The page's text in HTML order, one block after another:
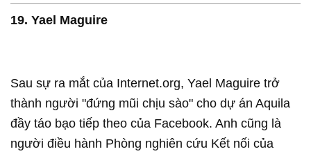
19. Yael Maguire
Sau sự ra mắt của Internet.org, Yael Maguire trở
thành người "đứng mũi chịu sào" cho dự án Aquila
đầy táo bạo tiếp theo của Facebook. Anh cũng là
người điều hành Phòng nghiên cứu Kết nối của